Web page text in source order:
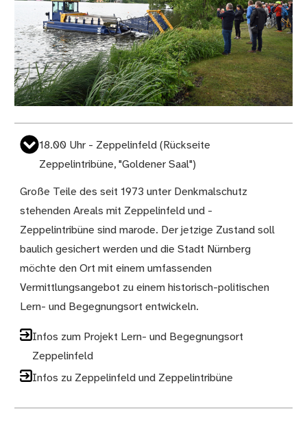
18.00 Uhr - Zeppelinfeld (Rückseite
Zeppelintribüne, "Goldener Saal")
Große Teile des seit 1973 unter Denkmalschutz
stehenden Areals mit Zeppelinfeld und -
Zeppelintribüne sind marode. Der jetzige Zustand soll
baulich gesichert werden und die Stadt Nürnberg
möchte den Ort mit einem umfassenden
Vermittlungsangebot zu einem historisch-politischen
Lern- und Begegnungsort entwickeln.
Infos zum Projekt Lern- und Begegnungsort
Zeppelinfeld
Infos zu Zeppelinfeld und Zeppelintribüne